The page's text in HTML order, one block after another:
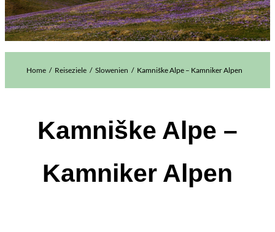
Home Reiseziele Slowenien Kamniške Alpe – Kamniker Alpen
Kamniške Alpe –
Kamniker Alpen